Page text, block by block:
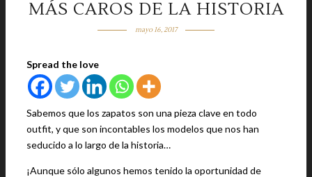
MÁS CAROS DE LA HISTORIA
mayo 16, 2017
Spread the love
Sabemos que los zapatos son una pieza clave en todo
outfit, y que son incontables los modelos que nos han
seducido a lo largo de la historia…
¡Aunque sólo algunos hemos tenido la oportunidad de